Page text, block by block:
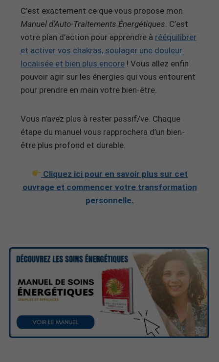
C’est exactement ce que vous propose mon
Manuel d’Auto-Traitements Énergétiques . C’est
votre plan d’action pour apprendre à rééquilibrer
et activer vos chakras, soulager une douleur
localisée et bien plus encore ! Vous allez enfin
pouvoir agir sur les énergies qui vous entourent
pour prendre en main votre bien-être.
Vous n’avez plus à rester passif/ve. Chaque
étape du manuel vous rapprochera d’un bien-
être plus profond et durable.
Cliquez ici pour en savoir plus sur cet
ouvrage et commencer votre transformation
personnelle.